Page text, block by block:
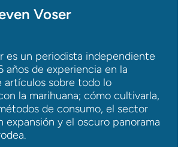
Voser
es un periodista independiente
años de experiencia en la
artículos sobre todo lo
la marihuana; cómo cultivarla,
de consumo, el sector
expansión y el oscuro panorama